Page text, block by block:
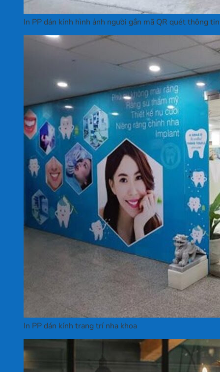
In PP dán kính hình ảnh người gắn mã QR quét thông tin
In PP dán kính trang trí nha khoa